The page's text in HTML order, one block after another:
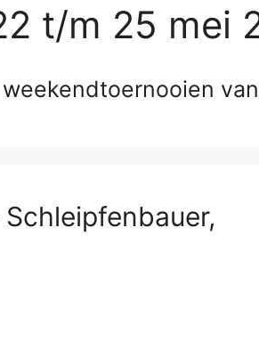
t/m 25 mei